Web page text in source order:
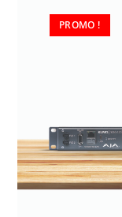
PROMO !